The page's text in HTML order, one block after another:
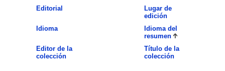
Editorial
Lugar de
edición
Idioma
Idioma del
resumen
Editor de la
colección
Título de la
colección